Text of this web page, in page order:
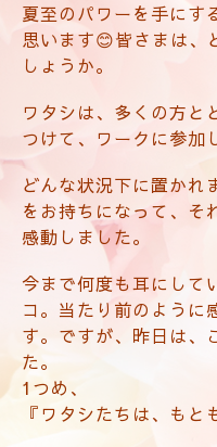
夏至のパワーを手にす
思います😊皆さまは、
しょうか。
ワタシは、多くの方と
つけて、ワークに参加
どんな状況下に置かれ
をお持ちになって、そ
感動しました。
今まで何度も耳にして
コ。当たり前のように
す。ですが、昨日は、
た。
1つめ、
『ワタシたちは、もと